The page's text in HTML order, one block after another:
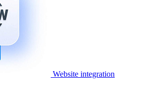
Website integration